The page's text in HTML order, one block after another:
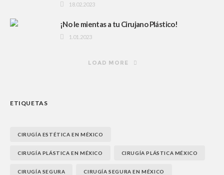
18.02.2023
¡No le mientas a tu Cirujano Plástico!
1.01.2023
LOAD MORE
ETIQUETAS
CIRUGÍA ESTÉTICA EN MÉXICO
CIRUGÍA PLÁSTICA EN MÉXICO CIRUGÍA PLÁSTICA MÉXICO
CIRUGÍA SEGURA CIRUGÍA SEGURA EN MÉXICO